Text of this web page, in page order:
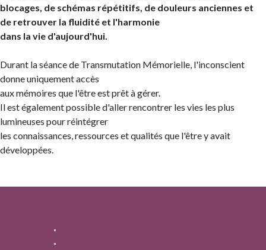
blocages, de schémas répétitifs, de douleurs anciennes et
de retrouver la fluidité et l'harmonie
dans la vie d'aujourd'hui.
Durant la séance de Transmutation Mémorielle, l'inconscient
donne uniquement accès
aux mémoires que l'être est prêt à gérer.
Il est également possible d'aller rencontrer les vies les plus
lumineuses pour réintégrer
les connaissances, ressources et qualités que l'être y avait
développées.